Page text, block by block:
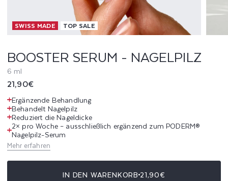
R
U
M
-
N
A
G
E
SWISS MADE TOP SALE
BOOSTER SERUM - NAGELPILZ
6 ml
Normaler
Preis
21,90€
Ergänzende Behandlung
Behandelt Nagelpilz
Reduziert die Nageldicke
2× pro Woche – ausschließlich ergänzend zum PODERM®
Nagelpilz-Serum
Mehr erfahren
IN DEN WARENKORB 21,90€